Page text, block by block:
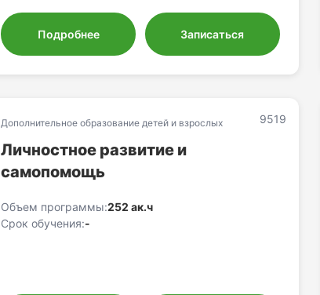
Подробнее Записаться
9519
Дополнительное образование детей и взрослых
Личностное развитие и
самопомощь
Объем программы:252 ак.ч
Срок обучения:-